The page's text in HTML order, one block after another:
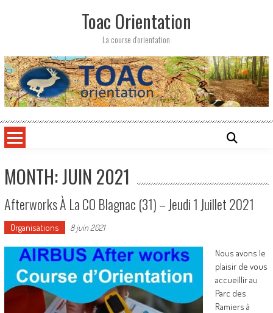
Toac Orientation
La course d'orientation
MONTH: JUIN 2021
Afterworks À La CO Blagnac (31) – Jeudi 1 Juillet 2021
Organisations 8 juin 2021
Nous avons le
plaisir de vous
accueillir au
Parc des
Ramiers à